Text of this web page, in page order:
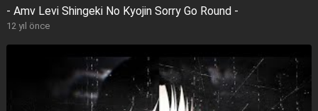
- Amv Levi Shingeki No Kyojin Sorry Go Round -
12 yıl önce